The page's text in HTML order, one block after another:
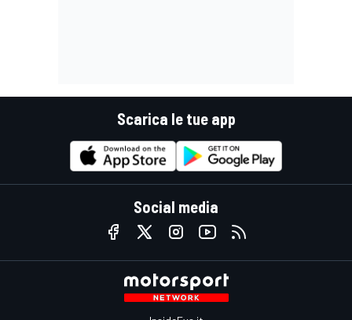
Scarica le tue app
Social media